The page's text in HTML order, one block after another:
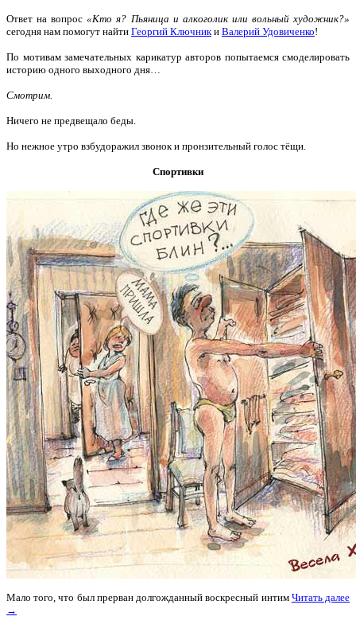
Ответ на вопрос «Кто я? Пьяница и алкоголик или вольный художник?»
сегодня нам помогут найти Георгий Ключник и Валерий Удовиченко!
По мотивам замечательных карикатур авторов попытаемся смоделировать
историю одного выходного дня…
Смотрим.
Ничего не предвещало беды.
Но нежное утро взбудоражил звонок и пронзительный голос тёщи.
Спортивки
Мало того, что был прерван долгожданный воскресный интим Читать далее
→